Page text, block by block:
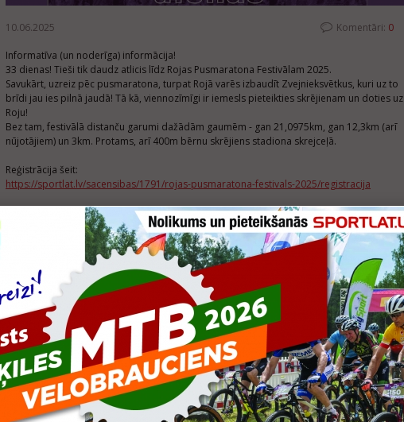
10.06.2025 Komentāri: 0
Informatīva (un noderīga) informācija!
33 dienas! Tieši tik daudz atlicis līdz Rojas Pusmaratona Festivālam 2025.
Savukārt, uzreiz pēc pusmaratona, turpat Rojā varēs izbaudīt Zvejnieksvētkus, kuri uz to
brīdi jau ies pilnā jaudā! Tā kā, viennozīmīgi ir iemesls pieteikties skrējienam un doties uz
Roju!
Bez tam, festivālā distanču garumi dažādām gaumēm - gan 21,0975km, gan 12,3km (arī
nūjotājiem) un 3km. Protams, arī 400m bērnu skrējiens stadiona skrejceļā.
Reģistrācija šeit:
https://sportlat.lv/sacensibas/1791/rojas-pusmaratona-festivals-2025/registracija
KOMENTĀRI
Komentēt var tikai reģistrēti lietotāji